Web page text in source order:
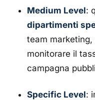
Medium Level:
dipartimenti
team
monitorare il
campagna
Specific Level: